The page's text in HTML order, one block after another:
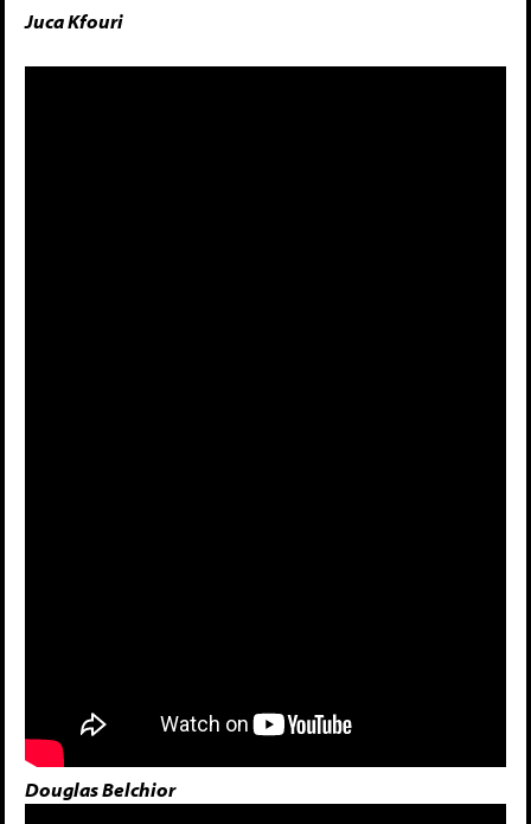
Juca Kfouri
Douglas Belchior